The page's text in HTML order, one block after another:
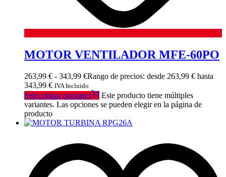
MOTOR VENTILADOR MFE-60PO
263,99 € - 343,99 €Rango de precios: desde 263,99 € hasta
343,99 € IVA Incluido
Seleccionar opciones
Este producto tiene múltiples
variantes. Las opciones se pueden elegir en la página de
producto